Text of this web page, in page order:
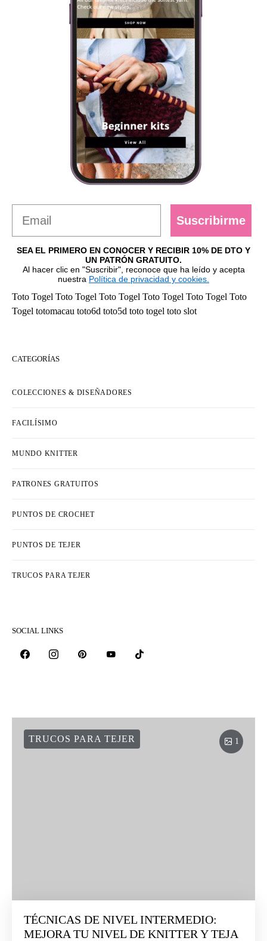
Suscribirme
SEA EL PRIMERO EN CONOCER Y RECIBIR 10% DE DTO Y
UN PATRÓN GRATUITO.
Al hacer clic en "Suscribir", reconoce que ha leído y acepta
nuestra Política de privacidad y cookies.
Toto Togel Toto Togel Toto Togel Toto Togel Toto Togel Toto
Togel totomacau toto6d toto5d toto togel toto slot
CATEGORÍAS
COLECCIONES & DISEÑADORES
FACILÍSIMO
MUNDO KNITTER
PATRONES GRATUITOS
PUNTOS DE CROCHET
PUNTOS DE TEJER
TRUCOS PARA TEJER
SOCIAL LINKS
1
TRUCOS PARA TEJER
TÉCNICAS DE NIVEL INTERMEDIO:
MEJORA TU NIVEL DE KNITTER Y TEJA